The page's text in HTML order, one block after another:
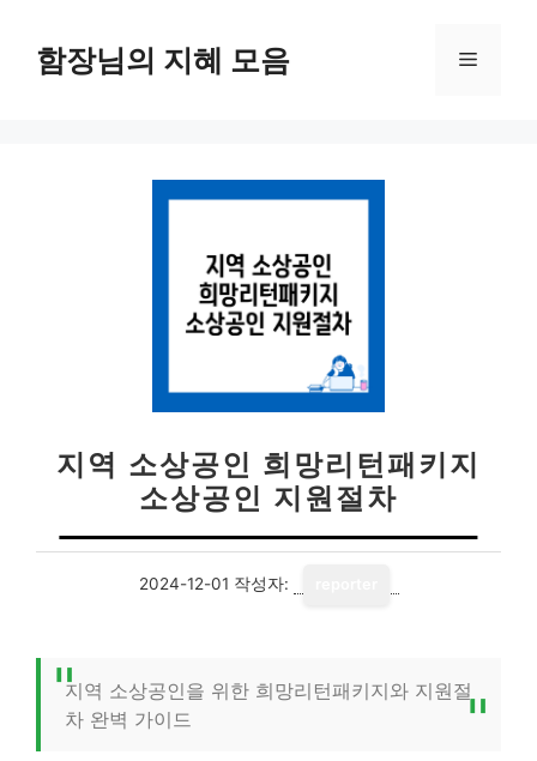
함장님의 지혜 모음 메
지역 소상공인 희망리턴패키지
소상공인 지원절차
2024-12-01 작성자:
지역 소상공인을 위한 희망리턴패키지와 지원절
차 완벽 가이드